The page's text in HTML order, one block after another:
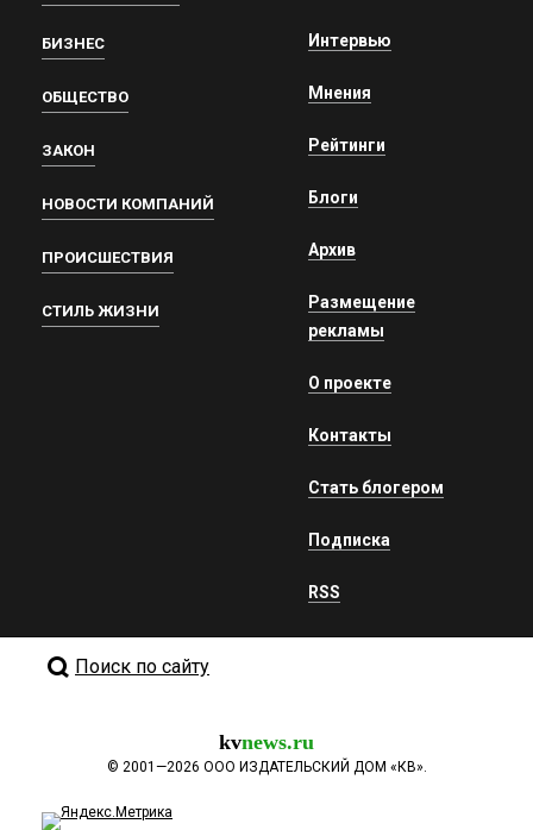
БИЗНЕС
ОБЩЕСТВО
ЗАКОН
НОВОСТИ КОМПАНИЙ
ПРОИСШЕСТВИЯ
СТИЛЬ ЖИЗНИ
Интервью
Мнения
Рейтинги
Блоги
Архив
Размещение
рекламы
О проекте
Контакты
Стать блогером
Подписка
RSS
Поиск по сайту
kvnews.ru
© 2001—2026 ООО ИЗДАТЕЛЬСКИЙ ДОМ «КВ».